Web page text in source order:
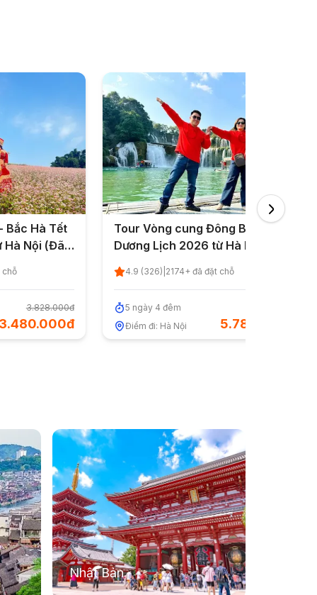
Bắc Hà Tết
Hà Nội (Đã
chỗ
3.828.000đ
3.480.000đ
Tour Vòng cung Đông Bắc Tết
Dương Lịch 2026 từ Hà Nội (Đã
4.9 (326) 2174+ đã đặt chỗ
5 ngày 4 đêm
Điểm đi: Hà Nội 5.780.000đ
Nhật Bản